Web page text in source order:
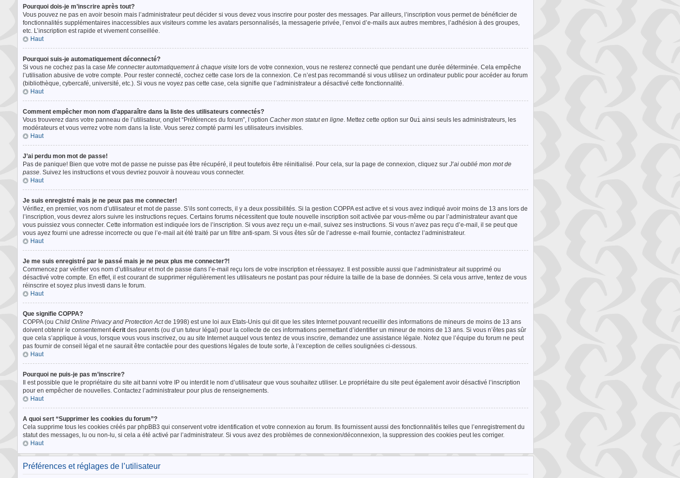
Pourquoi dois-je m’inscrire après tout?
Vous pouvez ne pas en avoir besoin mais l’administrateur peut décider si vous devez vous inscrire pour poster des messages. Par ailleurs, l’inscription vous permet de bénéficier de
fonctionnalités supplémentaires inaccessibles aux visiteurs comme les avatars personnalisés, la messagerie privée, l’envoi d’e-mails aux autres membres, l’adhésion à des groupes,
etc. L’inscription est rapide et vivement conseillée.
Haut
Pourquoi suis-je automatiquement déconnecté?
Si vous ne cochez pas la case Me connecter automatiquement à chaque visitelors de votre connexion, vous ne resterez connecté que pendant une durée déterminée. Cela empêche
l’utilisation abusive de votre compte. Pour rester connecté, cochez cette case lors de la connexion. Ce n’est pas recommandé si vous utilisez un ordinateur public pour accéder au forum
(bibliothèque, cybercafé, université, etc.). Si vous ne voyez pas cette case, cela signifie que l’administrateur a désactivé cette fonctionnalité.
Haut
Comment empêcher mon nom d’apparaître dans la liste des utilisateurs connectés?
Vous trouverez dans votre panneau de l’utilisateur, onglet “Préférences du forum”, l’option Cacher mon statut en ligne. Mettez cette option sur Ouiainsi seuls les administrateurs, les
modérateurs et vous verrez votre nom dans la liste. Vous serez compté parmi les utilisateurs invisibles.
Haut
J’ai perdu mon mot de passe!
Pas de panique! Bien que votre mot de passe ne puisse pas être récupéré, il peut toutefois être réinitialisé. Pour cela, sur la page de connexion, cliquez sur J’ai oublié mon mot de
passe. Suivez les instructions et vous devriez pouvoir à nouveau vous connecter.
Haut
Je suis enregistré mais je ne peux pas me connecter!
Vérifiez, en premier, vos nom d’utilisateur et mot de passe. S’ils sont corrects, il y a deux possibilités. Si la gestion COPPA est active et si vous avez indiqué avoir moins de 13 ans lors de
l’inscription, vous devrez alors suivre les instructions reçues. Certains forums nécessitent que toute nouvelle inscription soit activée par vous-même ou par l’administrateur avant que
vous puissiez vous connecter. Cette information est indiquée lors de l’inscription. Si vous avez reçu un e-mail, suivez ses instructions. Si vous n’avez pas reçu d’e-mail, il se peut que
vous ayez fourni une adresse incorrecte ou que l’e-mail ait été traité par un filtre anti-spam. Si vous êtes sûr de l’adresse e-mail fournie, contactez l’administrateur.
Haut
Je me suis enregistré par le passé mais je ne peux plus me connecter?!
Commencez par vérifier vos nom d’utilisateur et mot de passe dans l’e-mail reçu lors de votre inscription et réessayez. Il est possible aussi que l’administrateur ait supprimé ou
désactivé votre compte. En effet, il est courant de supprimer régulièrement les utilisateurs ne postant pas pour réduire la taille de la base de données. Si cela vous arrive, tentez de vous
réinscrire et soyez plus investi dans le forum.
Haut
Que signifie COPPA?
COPPA (ou Child Online Privacy and Protection Actde 1998) est une loi aux Etats-Unis qui dit que les sites Internet pouvant recueillir des informations de mineurs de moins de 13 ans
doivent obtenir le consentementécritdes parents (ou d’un tuteur légal) pour la collecte de ces informations permettant d’identifier un mineur de moins de 13 ans. Si vous n’êtes pas sûr
que cela s’applique à vous, lorsque vous vous inscrivez, ou au site Internet auquel vous tentez de vous inscrire, demandez une assistance légale. Notez que l’équipe du forum ne peut
pas fournir de conseil légal et ne saurait être contactée pour des questions légales de toute sorte, à l’exception de celles soulignées ci-dessous.
Haut
Pourquoi ne puis-je pas m’inscrire?
Il est possible que le propriétaire du site ait banni votre IP ou interdit le nom d’utilisateur que vous souhaitez utiliser. Le propriétaire du site peut également avoir désactivé l’inscription
pour en empêcher de nouvelles. Contactez l’administrateur pour plus de renseignements.
Haut
A quoi sert “Supprimer les cookies du forum”?
Cela supprime tous les cookies créés par phpBB3 qui conservent votre identification et votre connexion au forum. Ils fournissent aussi des fonctionnalités telles que l’enregistrement du
statut des messages, lu ou non-lu, si cela a été activé par l’administrateur. Si vous avez des problèmes de connexion/déconnexion, la suppression des cookies peut les corriger.
Haut
Préférences et réglages de l’utilisateur